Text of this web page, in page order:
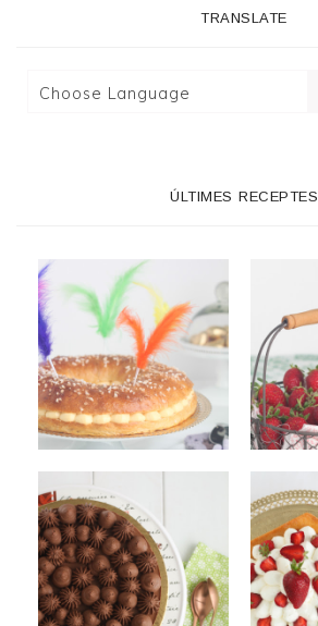
TRANSLATE
ÚLTIMES RECEPTES